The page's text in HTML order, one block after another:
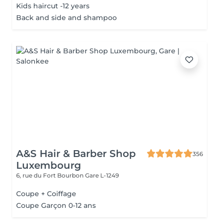
Kids haircut -12 years
Back and side and shampoo
A&S Hair & Barber Shop
Luxembourg
356
6, rue du Fort Bourbon Gare L-1249
Coupe + Coiffage
Coupe Garçon 0-12 ans